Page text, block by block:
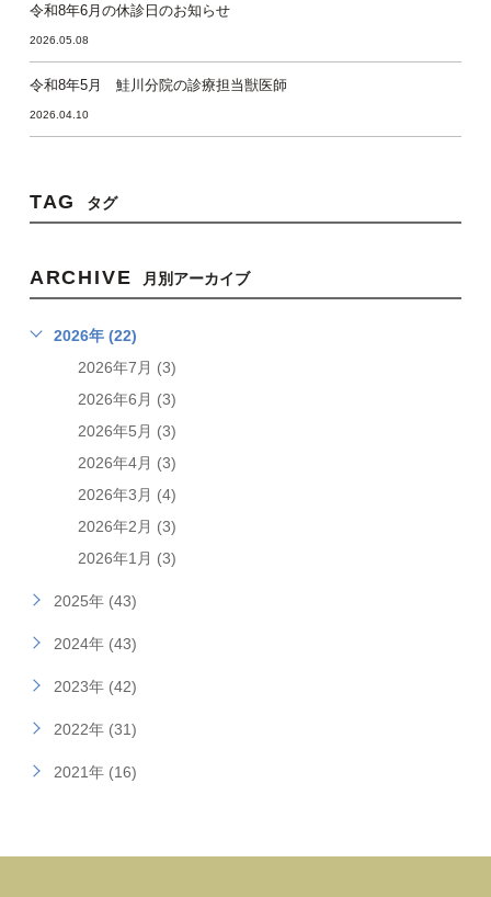
令和8年6月の休診日のお知らせ
2026.05.08
令和8年5月 鮭川分院の診療担当獣医師
2026.04.10
TAG タグ
ARCHIVE 月別アーカイブ
2026年 (22)
2026年7月 (3)
2026年6月 (3)
2026年5月 (3)
2026年4月 (3)
2026年3月 (4)
2026年2月 (3)
2026年1月 (3)
2025年 (43)
2024年 (43)
2023年 (42)
2022年 (31)
2021年 (16)